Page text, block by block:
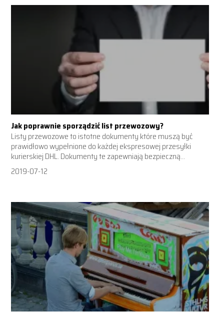
Jak poprawnie sporządzić list przewozowy?
Listy przewozowe to istotne dokumenty które muszą być
prawidłowo wypełnione do każdej ekspresowej przesyłki
kurierskiej DHL. Dokumenty te zapewniają bezpieczną...
2019-07-12